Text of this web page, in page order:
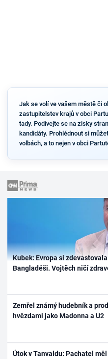
Jak se volí ve vašem městě či
zastupitelstev krajů v obci
tady. Podívejte se na zisky
kandidáty. Prohlédnout si
volbách, a to nejen v obci
Kubek: Evropa si
Bangladéši. Vojtěch ničí
Zemřel známý hudebník a
hvězdami jako Madonna a U2
Útok v Tanvaldu: Pachatel